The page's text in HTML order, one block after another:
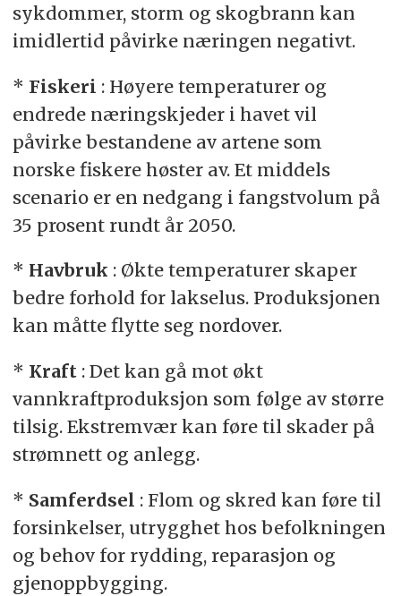
sykdommer, storm og skogbrann kan
imidlertid påvirke næringen negativt.
* Fiskeri : Høyere temperaturer og
endrede næringskjeder i havet vil
påvirke bestandene av artene som
norske fiskere høster av. Et middels
scenario er en nedgang i fangstvolum på
35 prosent rundt år 2050.
* Havbruk : Økte temperaturer skaper
bedre forhold for lakselus. Produksjonen
kan måtte flytte seg nordover.
* Kraft: Det kan gå mot økt
vannkraftproduksjon som følge av større
tilsig. Ekstremvær kan føre til skader på
strømnett og anlegg.
* Samferdsel : Flom og skred kan føre til
forsinkelser, utrygghet hos befolkningen
og behov for rydding, reparasjon og
gjenoppbygging.